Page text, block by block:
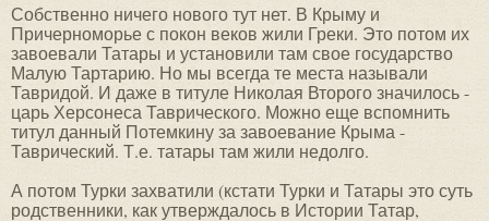
Собственно ничего нового тут нет. В Крыму и
Причерноморье с покон веков жили Греки. Это потом их
завоевали Татары и установили там свое государство
Малую Тартарию. Но мы всегда те места называли
Тавридой. И даже в титуле Николая Второго значилось -
царь Херсонеса Таврического. Можно еще вспомнить
титул данный Потемкину за завоевание Крыма -
Таврический. Т.е. татары там жили недолго.
А потом Турки захватили (кстати Турки и Татары это суть
родственники, как утверждалось в Истории Татар,